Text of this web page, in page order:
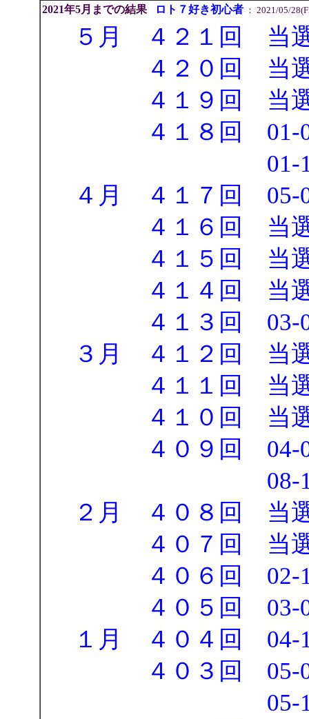
2021年5月までの結果 ロト７好き初心者： 2021/05/
５月 ４２１回 当
４２０回 当選
４１９回 当選
４１８回 01-09-
01-10-14-
４月 ４１７回 05-
４１６回 当選
４１５回 当選
４１４回 当選
４１３回 03-06-
３月 ４１２回 当
４１１回 当選
４１０回 当選
４０９回 04-08-
08-13-15-
２月 ４０８回 当
４０７回 当選
４０６回 02-11-
４０５回 03-
１月 ４０４回 04-
４０３回 05-06-
05-11-12-